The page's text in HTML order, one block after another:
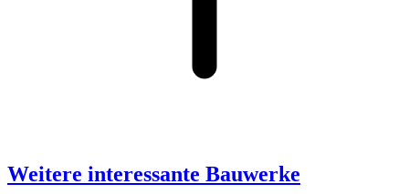
Weitere interessante Bauwerke